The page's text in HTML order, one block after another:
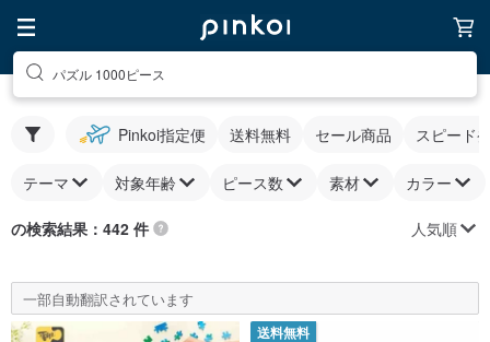
パズル 1000ピース
Pinkoi指定便 送料無料 セール商品 スピード
テーマ 対象年齢 ピース数 素材 カラー
の検索結果：442 件 人気順
一部自動翻訳されています
送料無料